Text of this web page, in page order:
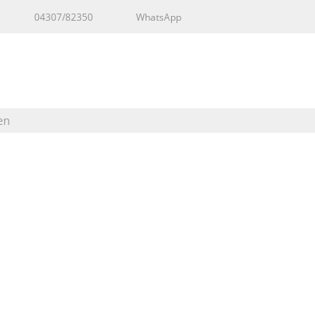
04307/82350 WhatsApp